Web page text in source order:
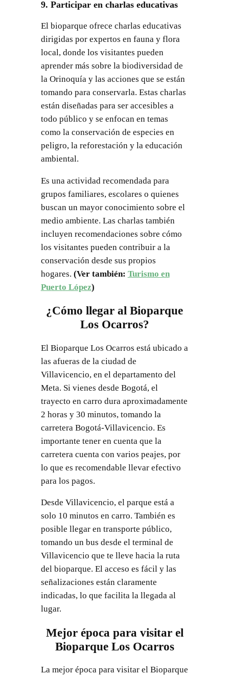
9. Participar en charlas educativas
El bioparque ofrece charlas educativas
dirigidas por expertos en fauna y flora
local, donde los visitantes pueden
aprender más sobre la biodiversidad de
la Orinoquía y las acciones que se están
tomando para conservarla. Estas charlas
están diseñadas para ser accesibles a
todo público y se enfocan en temas
como la conservación de especies en
peligro, la reforestación y la educación
ambiental.
Es una actividad recomendada para
grupos familiares, escolares o quienes
buscan un mayor conocimiento sobre el
medio ambiente. Las charlas también
incluyen recomendaciones sobre cómo
los visitantes pueden contribuir a la
conservación desde sus propios
hogares. (Ver también: Turismo en
Puerto López)
¿Cómo llegar al Bioparque
Los Ocarros?
El Bioparque Los Ocarros está ubicado a
las afueras de la ciudad de
Villavicencio, en el departamento del
Meta. Si vienes desde Bogotá, el
trayecto en carro dura aproximadamente
2 horas y 30 minutos, tomando la
carretera Bogotá-Villavicencio. Es
importante tener en cuenta que la
carretera cuenta con varios peajes, por
lo que es recomendable llevar efectivo
para los pagos.
Desde Villavicencio, el parque está a
solo 10 minutos en carro. También es
posible llegar en transporte público,
tomando un bus desde el terminal de
Villavicencio que te lleve hacia la ruta
del bioparque. El acceso es fácil y las
señalizaciones están claramente
indicadas, lo que facilita la llegada al
lugar.
Mejor época para visitar el
Bioparque Los Ocarros
La mejor época para visitar el Bioparque